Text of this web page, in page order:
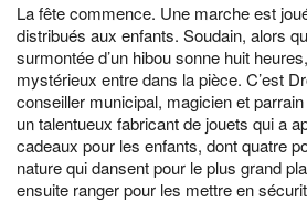
La fête commence. Une marche est
distribués aux enfants. Soudain, alors
surmontée d’un hibou sonne huit
mystérieux entre dans la pièce. C’est
conseiller municipal, magicien et
un talentueux fabricant de jouets qui a
cadeaux pour les enfants, dont quatre
nature qui dansent pour le plus grand
ensuite ranger pour les mettre en